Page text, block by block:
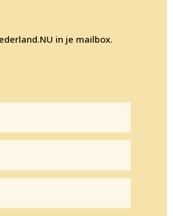
in je mailbox.